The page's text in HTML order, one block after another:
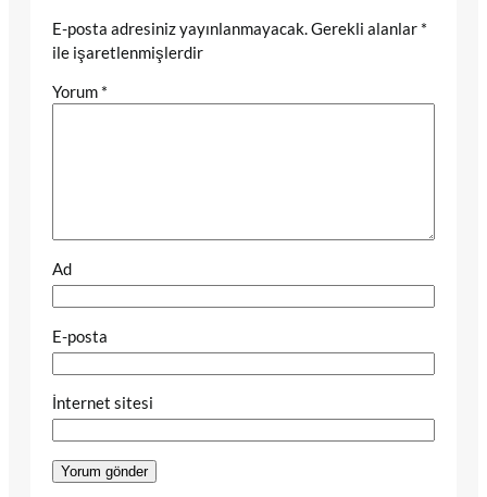
E-posta adresiniz yayınlanmayacak. Gerekli alanlar *
ile işaretlenmişlerdir
Yorum *
Ad
E-posta
İnternet sitesi